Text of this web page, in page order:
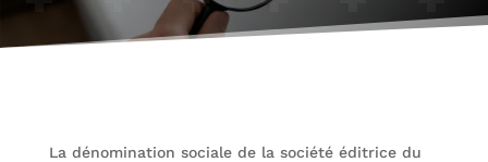
La dénomination sociale de la société éditrice du